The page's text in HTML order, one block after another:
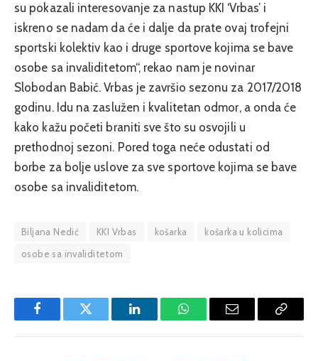
su pokazali interesovanje za nastup KKI ‘Vrbas’ i
iskreno se nadam da će i dalje da prate ovaj trofejni
sportski kolektiv kao i druge sportove kojima se bave
osobe sa invaliditetom“, rekao nam je novinar
Slobodan Babić. Vrbas je završio sezonu za 2017/2018
godinu. Idu na zaslužen i kvalitetan odmor, a onda će
kako kažu početi braniti sve što su osvojili u
prethodnoj sezoni. Pored toga neće odustati od
borbe za bolje uslove za sve sportove kojima se bave
osobe sa invaliditetom.
Biljana Nedić KKI Vrbas košarka
košarka u kolicima
osobe sa invaliditetom
FacebookTwitter LinkedInWhatsAppEmail
Copy